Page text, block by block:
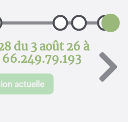
du 3 août 26 à
actuelle